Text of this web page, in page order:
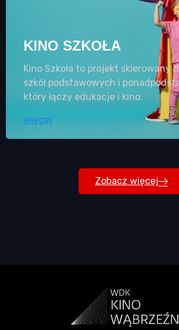
KINO SZKOŁA
Kino Szkoła to projekt skierowany
szkół podstawowych i
który łączy edukacje i kino.
więcej
Zobacz więcej